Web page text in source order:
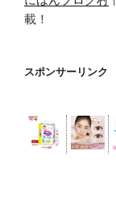
載！
スポンサーリンク